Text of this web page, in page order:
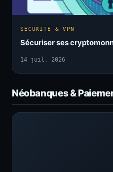
SÉCURITÉ & VPN
Sécuriser ses
14 juil. 2026
Néobanques &